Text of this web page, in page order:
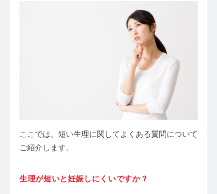
ここでは、短い生理に関してよくある質問について
ご紹介します。
生理が短いと妊娠しにくいですか？